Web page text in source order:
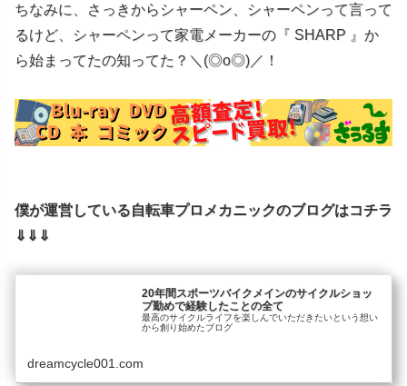
ちなみに、さっきからシャーペン、シャーペンって言って
るけど、シャーペンって家電メーカーの『 SHARP 』か
ら始まってたの知ってた？＼(◎o◎)／！
僕が運営している自転車プロメカニックのブログはコチラ
⇓⇓⇓
20年間スポーツバイクメインのサイクルショッ
プ勤めで経験したことの全て
最高のサイクルライフを楽しんでいただきたいという想い
から創り始めたブログ
dreamcycle001.com